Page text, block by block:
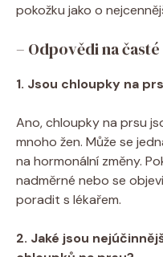
pokožku jako o
– Odpovědi na
1. Jsou chloupky na
Ano, chloupky na prsu
mnoho žen. Může se
na hormonální změny.
nadměrné nebo se
poradit s lékařem.
2. Jaké jsou